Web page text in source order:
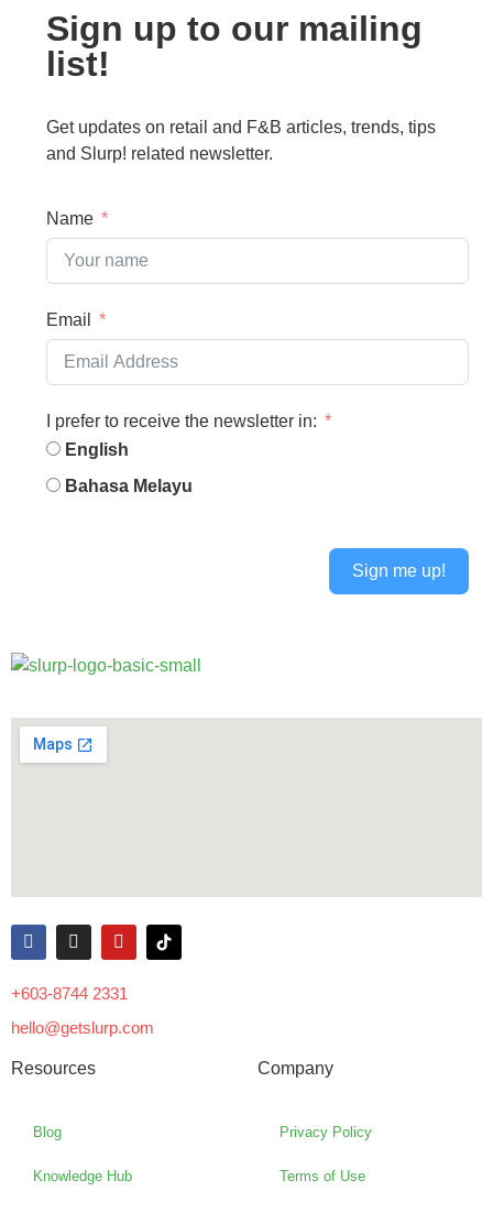
Sign up to our mailing
list!
Get updates on retail and F&B articles, trends, tips
and Slurp! related newsletter.
Name
Email
I prefer to receive the newsletter in:
English
Bahasa Melayu
Sign me up!
+603-8744 2331
hello@getslurp.com
Resources
Blog
Knowledge Hub
Company
Privacy Policy
Terms of Use